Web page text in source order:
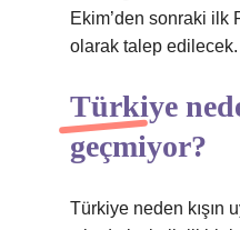
Ekim’den sonraki ilk
olarak talep edilecek.
Türkiye
geçmiyor?
Türkiye neden kışın